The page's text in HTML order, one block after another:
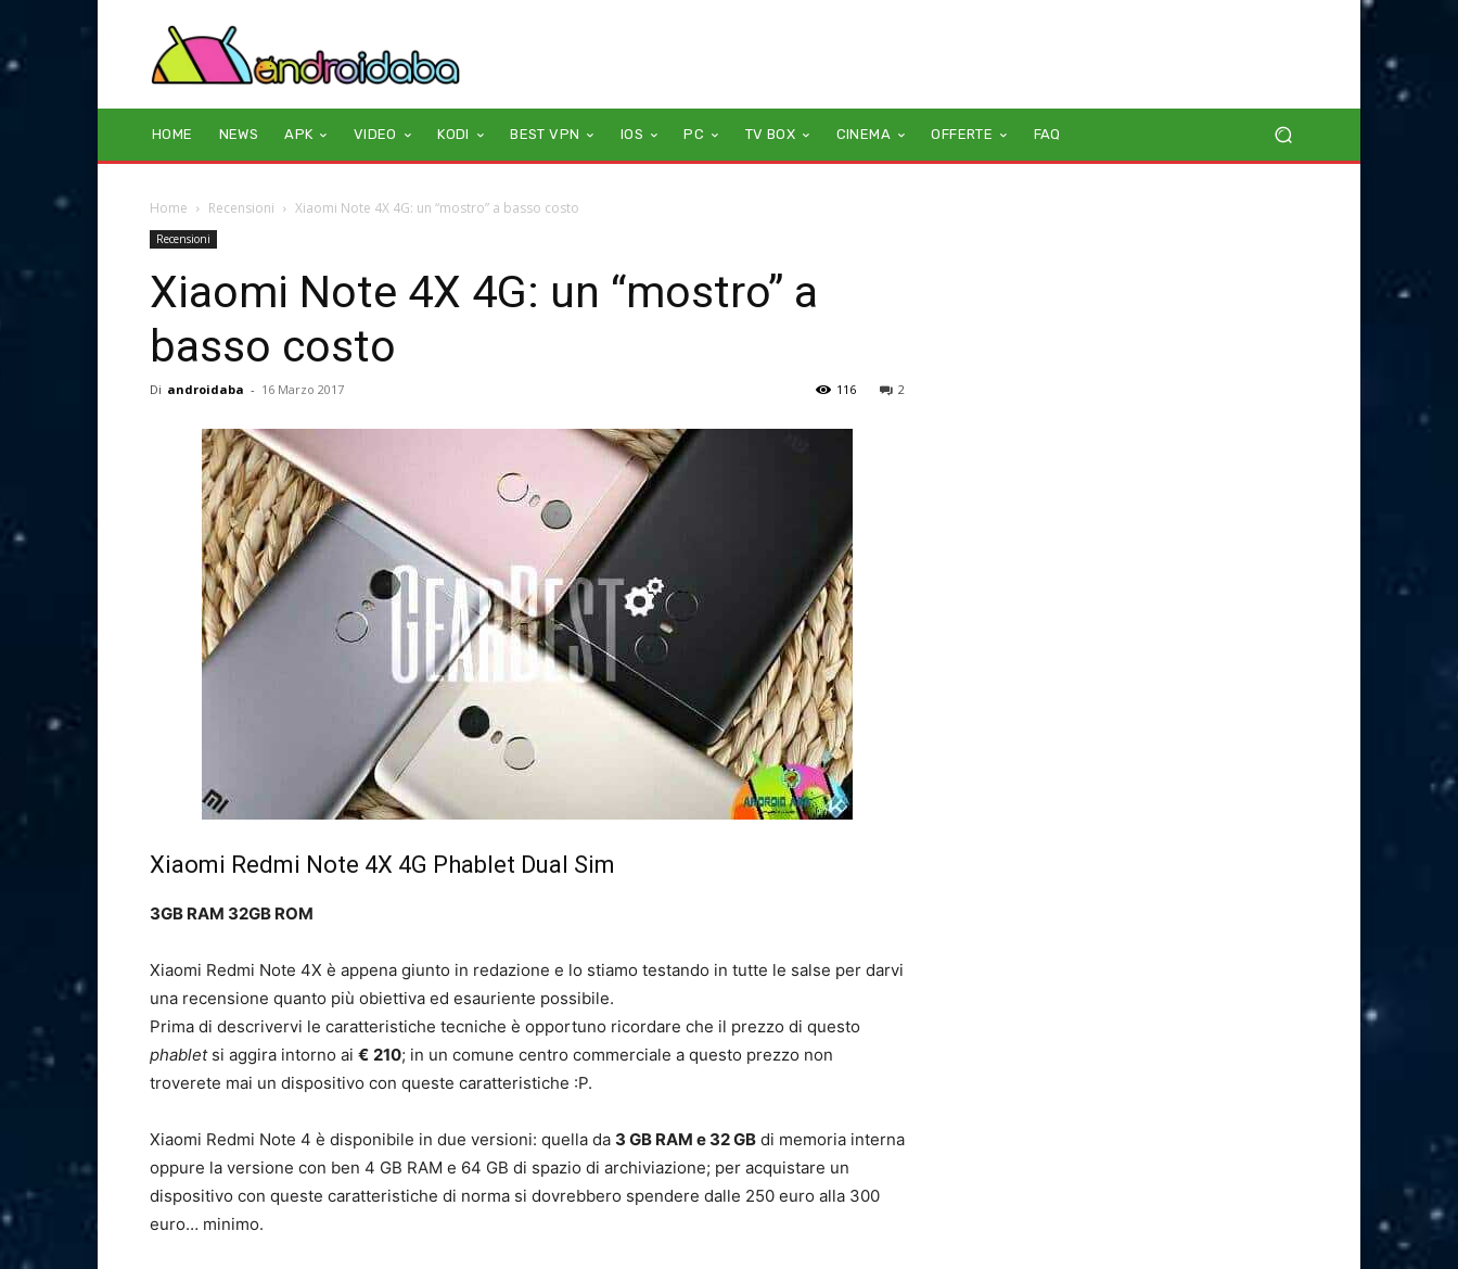
HOME NEWS APK VIDEO KODI BEST VPN IOS PC TV BOX CINEMA OFFERTE FAQ
Home Recensioni Xiaomi Note 4X 4G: un “mostro” a basso costo
Recensioni
Xiaomi Note 4X 4G: un “mostro” a
basso costo
Di androidaba - 16 Marzo 2017 2
116
Xiaomi Redmi Note 4X 4G Phablet Dual Sim
3GB RAM 32GB ROM
Xiaomi Redmi Note 4X è appena giunto in redazione e lo stiamo testando in tutte le salse per darvi
una recensione quanto più obiettiva ed esauriente possibile.
Prima di descrivervi le caratteristiche tecniche è opportuno ricordare che il prezzo di questo
phabletsi aggira intorno ai € 210; in un comune centro commerciale a questo prezzo non
troverete mai un dispositivo con queste caratteristiche :P.
Xiaomi Redmi Note 4 è disponibile in due versioni: quella da 3 GB RAM e 32 GB di memoria interna
oppure la versione con ben 4 GB RAM e 64 GB di spazio di archiviazione; per acquistare un
dispositivo con queste caratteristiche di norma si dovrebbero spendere dalle 250 euro alla 300
euro… minimo.